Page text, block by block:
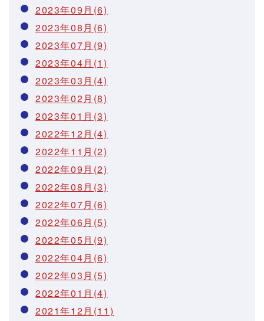
2023年09月(6)
2023年08月(6)
2023年07月(9)
2023年04月(1)
2023年03月(4)
2023年02月(8)
2023年01月(3)
2022年12月(4)
2022年11月(2)
2022年09月(2)
2022年08月(3)
2022年07月(6)
2022年06月(5)
2022年05月(9)
2022年04月(6)
2022年03月(5)
2022年01月(4)
2021年12月(11)